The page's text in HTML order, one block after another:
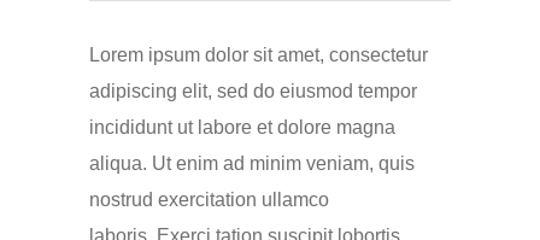
Lorem ipsum dolor sit amet, consectetur
adipiscing elit, sed do eiusmod tempor
incididunt ut labore et dolore magna
aliqua. Ut enim ad minim veniam, quis
nostrud exercitation ullamco
laboris. Exerci tation suscipit lobortis.